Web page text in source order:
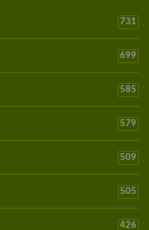
731
699
585
579
509
505
426